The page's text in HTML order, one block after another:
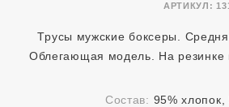
АРТИКУЛ:
Трусы мужские боксеры.
Облегающая модель. На резинке
Состав: 95% хлопок,